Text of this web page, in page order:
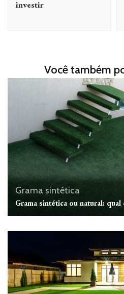
investir
Você também
Grama sintética
Grama sintética ou natural: qual